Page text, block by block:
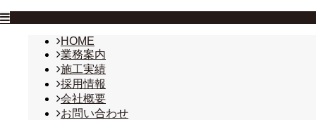
HOME
業務案内
施工実績
採用情報
会社概要
お問い合わせ